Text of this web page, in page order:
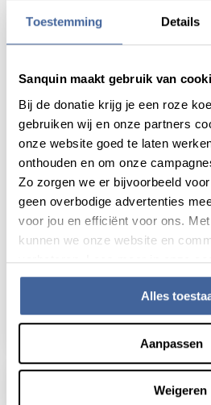
Toestemming Details
Sanquin maakt gebruik van
Bij de donatie krijg je een roze
gebruiken wij en onze partners
onze website goed te laten
onthouden en om onze
Zo zorgen we er bijvoorbeeld
geen overbodige advertenties
voor jou en efficiënt voor ons.
kunnen we onze website en
verbeteren. Lees meer in onze
Alles
Aanpassen
Weigeren
“Mijn leven is
Patiëntverhaal 15 juni 2026
lees patiëntverhaalover